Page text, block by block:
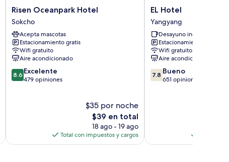
Risen
Oceanpark
Hotel
Sokcho
Risen Oceanpark Hotel
Sokcho
Acepta mascotas
Estacionamiento gratis
Wifi gratuito
Aire acondicionado
8.6
de
8.6 Excelente
479 opiniones
$35 por noche
El
precio
actual
es
$39 en total
18 ago - 19 ago
Total con impuestos y cargos
EL
Hotel
Yangyang
EL Hotel
Yangyang
Desayuno incluido
Estacionamiento gratis
Wifi gratuito
Aire acondicionado
7.8
de
7.8 Bueno
651 opiniones